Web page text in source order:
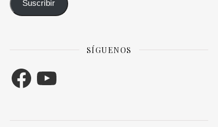
Suscribir
SÍGUENOS
Facebook